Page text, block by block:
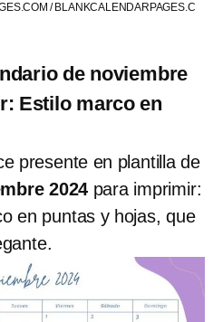
/ BLANKCALENDARPAGES.C
de noviembre
Estilo marco en
presente en plantilla de
2024 para imprimir:
en puntas y hojas, que